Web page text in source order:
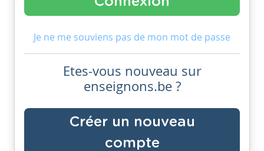
Je ne me souviens pas de mon mot de passe
Etes-vous nouveau sur
enseignons.be ?
Créer un nouveau
compte